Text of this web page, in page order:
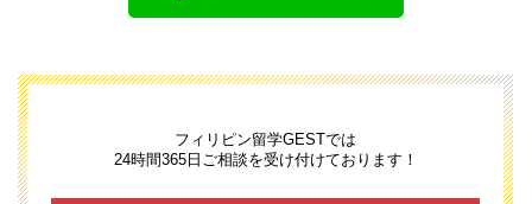
フィリピン留学GESTでは
24時間365日ご相談を受け付けております！